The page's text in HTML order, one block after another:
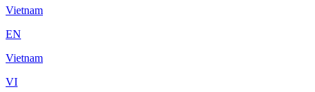
Vietnam
EN
Vietnam
VI